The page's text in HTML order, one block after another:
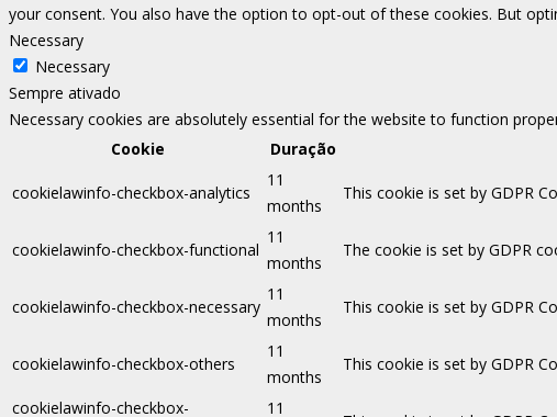
your consent. You also have the option to opt-out of these cookies. But
Necessary
Necessary
Sempre ativado
Necessary cookies are absolutely essential for the website to function
Cookie
Duração
cookielawinfo-checkbox-analytics
11
months
This cookie is set by GDPR
cookielawinfo-checkbox-functional
11
months
The cookie is set by GDPR
cookielawinfo-checkbox-necessary
11
months
This cookie is set by GDPR
cookielawinfo-checkbox-others
11
months
This cookie is set by GDPR
cookielawinfo-checkbox- 11